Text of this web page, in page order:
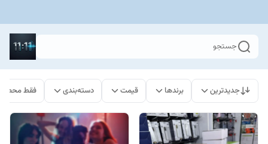
جستجو
جدیدترین برندها قیمت دسته‌بندی فقط